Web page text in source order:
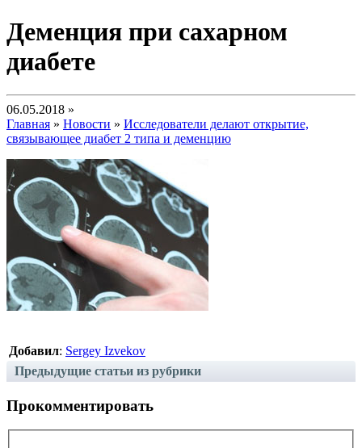
Деменция при сахарном
диабете
06.05.2018 »
Главная » Новости » Исследователи делают открытие,
связывающее диабет 2 типа и деменцию
Добавил: Sergey Izvekov
Предыдущие статьи из рубрики
Прокомментировать